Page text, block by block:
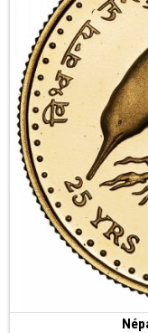
(1986 • 11.66 g • 28 mm)